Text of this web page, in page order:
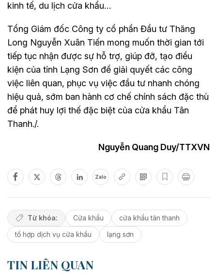
kinh tế, du lịch cửa khẩu…
Tổng Giám đốc Công ty cổ phần Đầu tư Thăng
Long Nguyễn Xuân Tiến mong muốn thời gian tới
tiếp tục nhận được sự hỗ trợ, giúp đỡ, tạo điều
kiện của tỉnh Lạng Sơn để giải quyết các công
việc liên quan, phục vụ việc đầu tư nhanh chóng
hiệu quả, sớm ban hành cơ chế chính sách đặc thù
để phát huy lợi thế đặc biệt của cửa khẩu Tân
Thanh./.
Nguyễn Quang Duy/TTXVN
Zalo
Từ khóa: Cửa khẩu
cửa khẩu tân thanh
tổ hợp dịch vụ cửa khẩu
lạng sơn
TIN LIÊN QUAN